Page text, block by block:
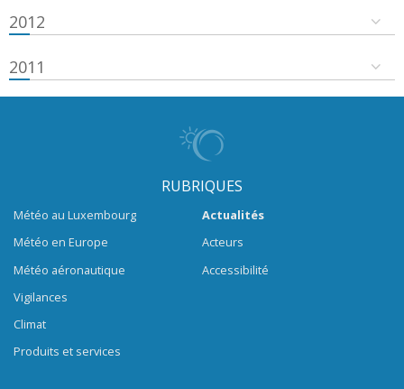
2012
2011
RUBRIQUES
Météo au Luxembourg
Météo en Europe
Météo aéronautique
Vigilances
Climat
Produits et services
Actualités
Acteurs
Accessibilité